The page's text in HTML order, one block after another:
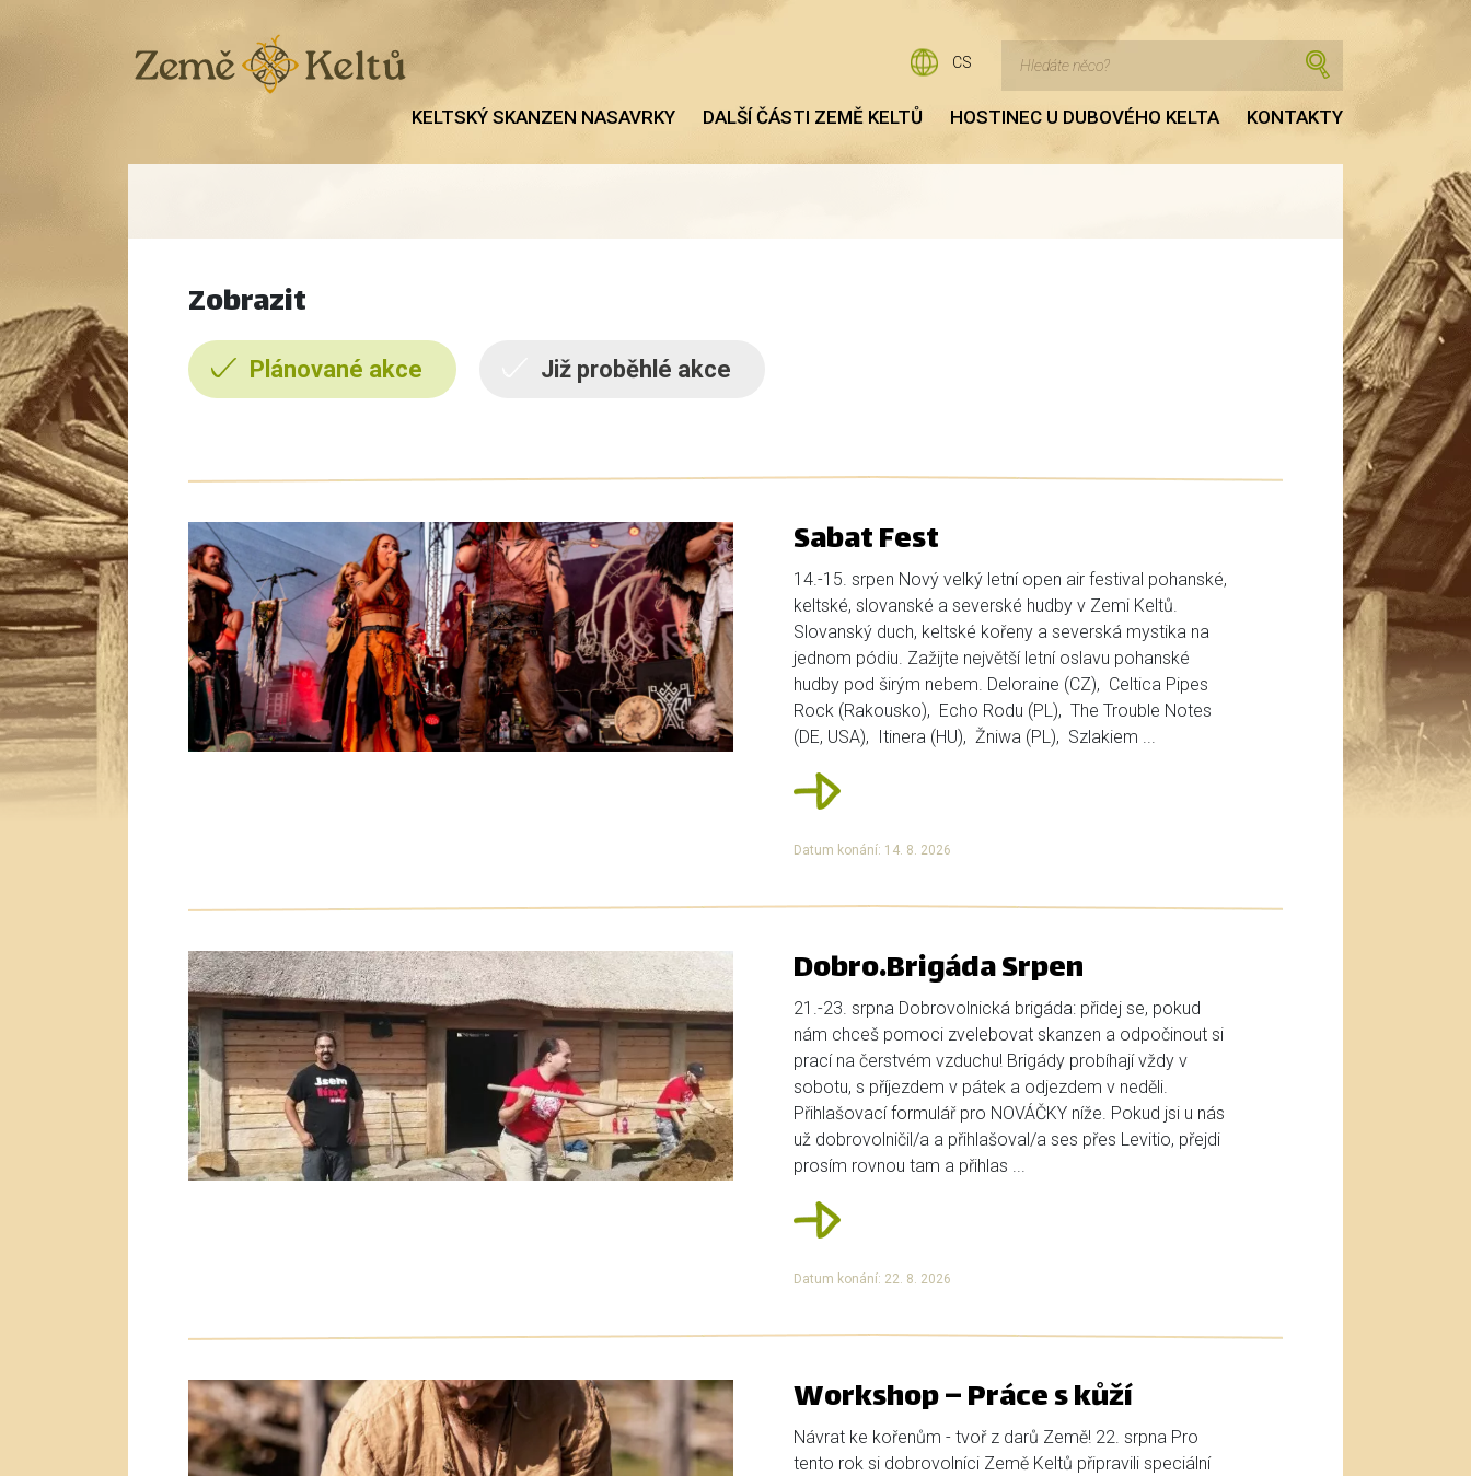
CS
KELTSKÝ SKANZEN NASAVRKY DALŠÍ ČÁSTI ZEMĚ KELTŮ HOSTINEC U DUBOVÉHO KELTA KONTAKTY
Zobrazit
Plánované akce Již proběhlé akce
Sabat Fest
14.-15. srpen Nový velký letní open air festival pohanské,
keltské, slovanské a severské hudby v Zemi Keltů.
Slovanský duch, keltské kořeny a severská mystika na
jednom pódiu. Zažijte největší letní oslavu pohanské
hudby pod širým nebem. Deloraine (CZ), Celtica Pipes
Rock (Rakousko), Echo Rodu (PL), The Trouble Notes
(DE, USA), Itinera (HU), Žniwa (PL), Szlakiem ...
Datum konání: 14. 8. 2026
Dobro.Brigáda Srpen
21.-23. srpna Dobrovolnická brigáda: přidej se, pokud
nám chceš pomoci zvelebovat skanzen a odpočinout si
prací na čerstvém vzduchu! Brigády probíhají vždy v
sobotu, s příjezdem v pátek a odjezdem v neděli.
Přihlašovací formulář pro NOVÁČKY níže. Pokud jsi u nás
už dobrovolničil/a a přihlašoval/a ses přes Levitio, přejdi
prosím rovnou tam a přihlas ...
Datum konání: 22. 8. 2026
Workshop – Práce s kůží
Návrat ke kořenům - tvoř z darů Země! 22. srpna Pro
tento rok si dobrovolníci Země Keltů připravili speciální